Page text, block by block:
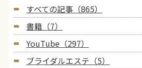
すべての記事（865）
書籍（7）
YouTube（297）
ブライダルエステ（5）